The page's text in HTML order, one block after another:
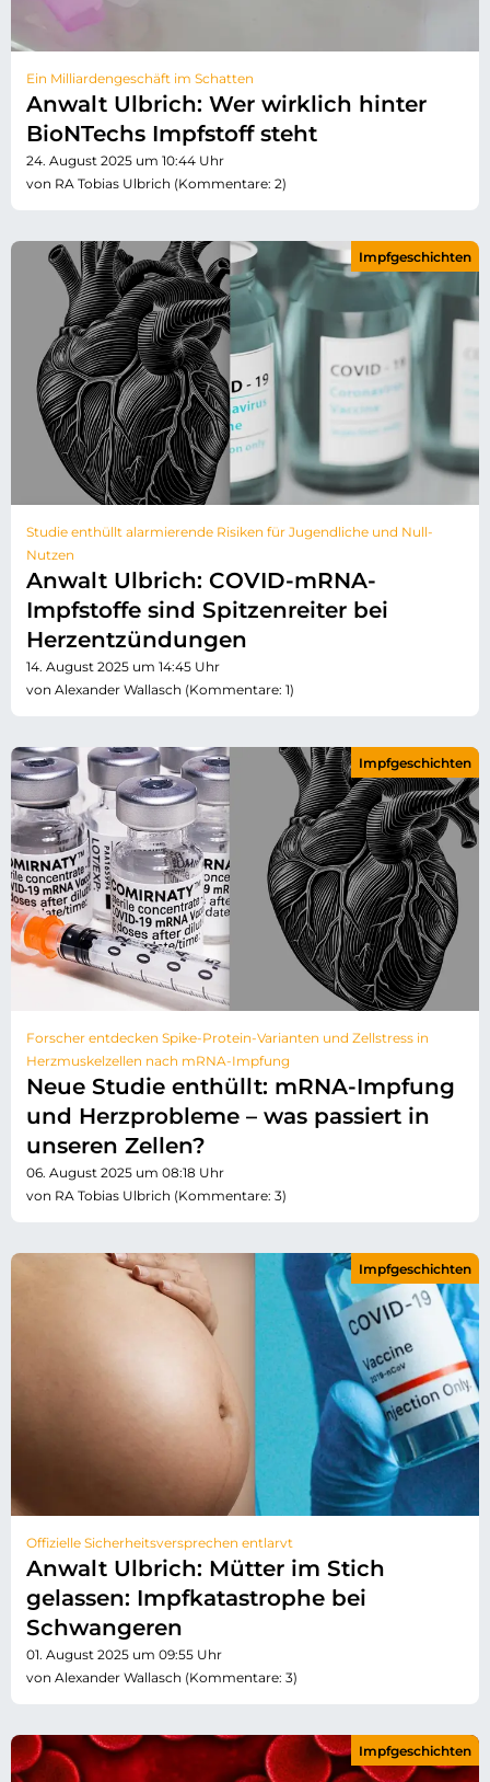
Ein Milliardengeschäft im Schatten
Anwalt Ulbrich: Wer wirklich hinter
BioNTechs Impfstoff steht
24. August 2025 um 10:44 Uhr
von RA Tobias Ulbrich (Kommentare: 2)
Studie enthüllt alarmierende Risiken für Jugendliche und Null-
Nutzen
Anwalt Ulbrich: COVID-mRNA-
Impfstoffe sind Spitzenreiter bei
Herzentzündungen
14. August 2025 um 14:45 Uhr
von Alexander Wallasch (Kommentare: 1)
Impfgeschichten
Forscher entdecken Spike-Protein-Varianten und Zellstress in
Herzmuskelzellen nach mRNA-Impfung
Neue Studie enthüllt: mRNA-Impfung
und Herzprobleme – was passiert in
unseren Zellen?
06. August 2025 um 08:18 Uhr
von RA Tobias Ulbrich (Kommentare: 3)
Impfgeschichten
Offizielle Sicherheitsversprechen entlarvt
Anwalt Ulbrich: Mütter im Stich
gelassen: Impfkatastrophe bei
Schwangeren
01. August 2025 um 09:55 Uhr
von Alexander Wallasch (Kommentare: 3)
Impfgeschichten
Impfgeschichten